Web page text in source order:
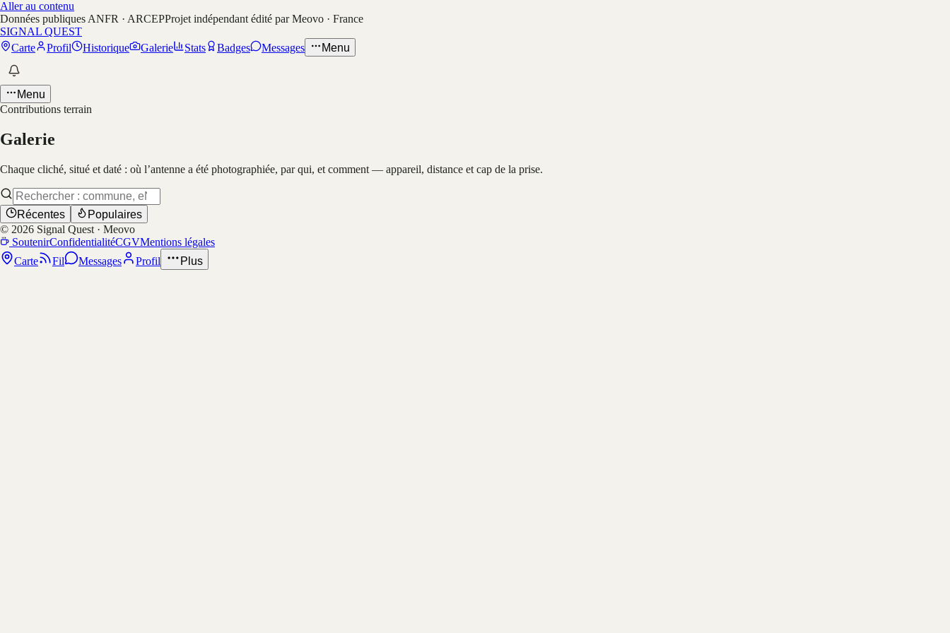
Aller au contenu
Données publiques ANFR · ARCEPProjet indépendant édité par Meovo · France
SIGNAL QUEST
Carte
Profil Historique Galerie Stats Badges Messages Menu
Menu
Contributions terrain
Galerie
Chaque cliché, situé et daté : où l’antenne a été photographiée, par qui, et comment — appareil, distance et cap de la prise.
Récentes
Populaires
© 2026 Signal Quest · Meovo
SoutenirConfidentialitéCGVMentions légales
Carte
Fil Messages Profil Plus